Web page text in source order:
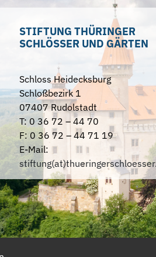
STIFTUNG THÜRINGER
SCHLÖSSER UND GÄRTEN
Schloss Heidecksburg
Schloßbezirk 1
07407 Rudolstadt
T: 0 36 72 – 44 70
F: 0 36 72 – 44 71 19
E-Mail: